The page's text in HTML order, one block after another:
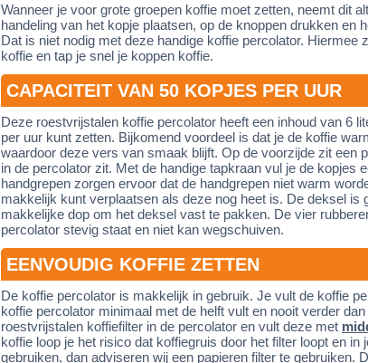
Wanneer je voor grote groepen koffie moet zetten, neemt dit
handeling van het kopje plaatsen, op de knoppen drukken en
Dat is niet nodig met deze handige koffie percolator. Hiermee
koffie en tap je snel je koppen koffie.
CAPACITEIT VAN 50 KOPJES PER UUR
Deze roestvrijstalen koffie percolator heeft een inhoud van 6
per uur kunt zetten. Bijkomend voordeel is dat je de koffie
waardoor deze vers van smaak blijft. Op de voorzijde zit een
in de percolator zit. Met de handige tapkraan vul je de kopjes
handgrepen zorgen ervoor dat de handgrepen niet warm
makkelijk kunt verplaatsen als deze nog heet is. De deksel is
makkelijke dop om het deksel vast te pakken. De vier
percolator stevig staat en niet kan wegschuiven.
EENVOUDIG KOFFIE ZETTEN
De koffie percolator is makkelijk in gebruik. Je vult de koffie
koffie percolator minimaal met de helft vult en nooit verder
roestvrijstalen koffiefilter in de percolator en vult deze met
koffie loop je het risico dat koffiegruis door het filter loopt en
gebruiken, dan adviseren wij een papieren filter te gebruiken.